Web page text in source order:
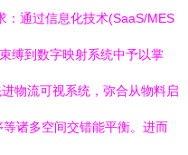
：通过信息化技术(SaaS/MES
缚到数字映射系统中予以掌
物流可视系统，弥合从物料启
诸多空间交错能平衡。进而